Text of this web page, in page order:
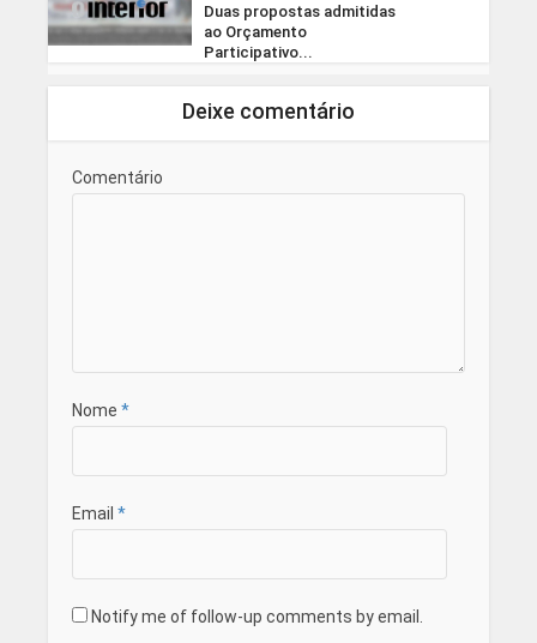
Duas propostas admitidas
ao Orçamento
Participativo...
Deixe comentário
Comentário
Nome *
Email *
Notify me of follow-up comments by email.